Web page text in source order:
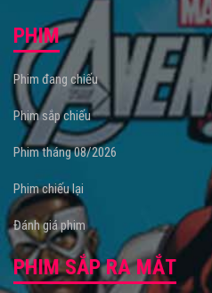
PHIM
Phim đang chiếu
Phim sắp chiếu
Phim tháng 08/2026
Phim chiếu lại
Đánh giá phim
PHIM SẮP RA MẮT